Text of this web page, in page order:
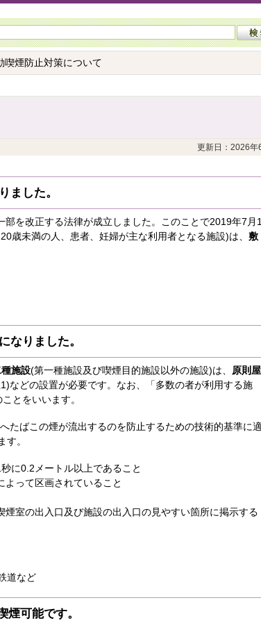
喫煙防止対策について
更新日：2026年
ました。
を改正する法律が成立しました。このことで2019年7月1
歳未満の人、患者、妊婦が主な利用者となる施設)は、 敷
なりました。
施設(第一種施設及び喫煙目的施設以外の施設)は、 原則屋
などの設置が必要です。なお、「多数の者が利用する施
とをいいます。
たばこの煙が流出するのを防止するための技術的基準に適
。
に0.2メートル以上であること
って区画されていること
煙室の出入口及び施設の出入口の見やすい箇所に掲示する
道など
可能です。